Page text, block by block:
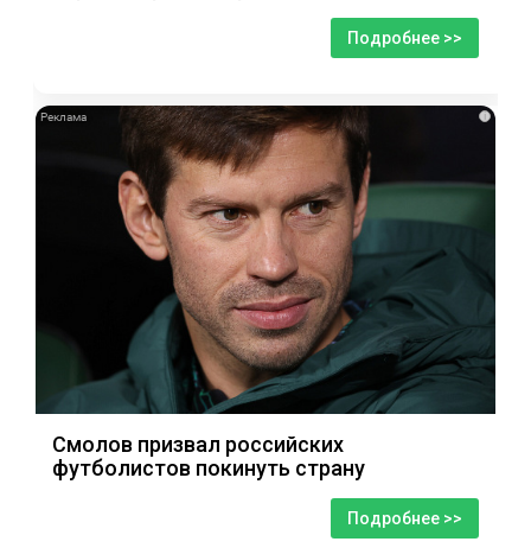
Подробнее >>
i
Смолов призвал российских
футболистов покинуть страну
Подробнее >>